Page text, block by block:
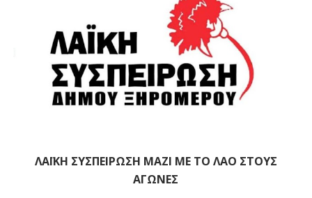
ΛΑΪΚΗ ΣΥΣΠΕΙΡΩΣΗ ΜΑΖΙ ΜΕ ΤΟ ΛΑΟ ΣΤΟΥΣ
ΑΓΩΝΕΣ